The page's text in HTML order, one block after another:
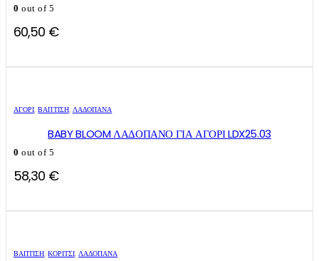
0 out of 5
60,50 €
ΑΓΌΡΙ,ΒΑΠΤΙΣΗ, ΛΑΔΌΠΑΝΑ
BABY BLOOM ΛΑΔΟΠΑΝΟ ΓΙΑ ΑΓΟΡΙ LDX25.03
0 out of 5
58,30 €
ΒΑΠΤΙΣΗ,ΚΟΡΊΤΣΙ, ΛΑΔΌΠΑΝΑ